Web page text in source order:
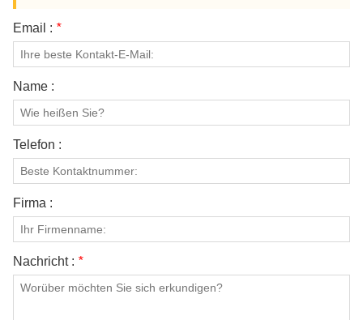
Email : *
Name :
Telefon :
Firma :
Nachricht : *